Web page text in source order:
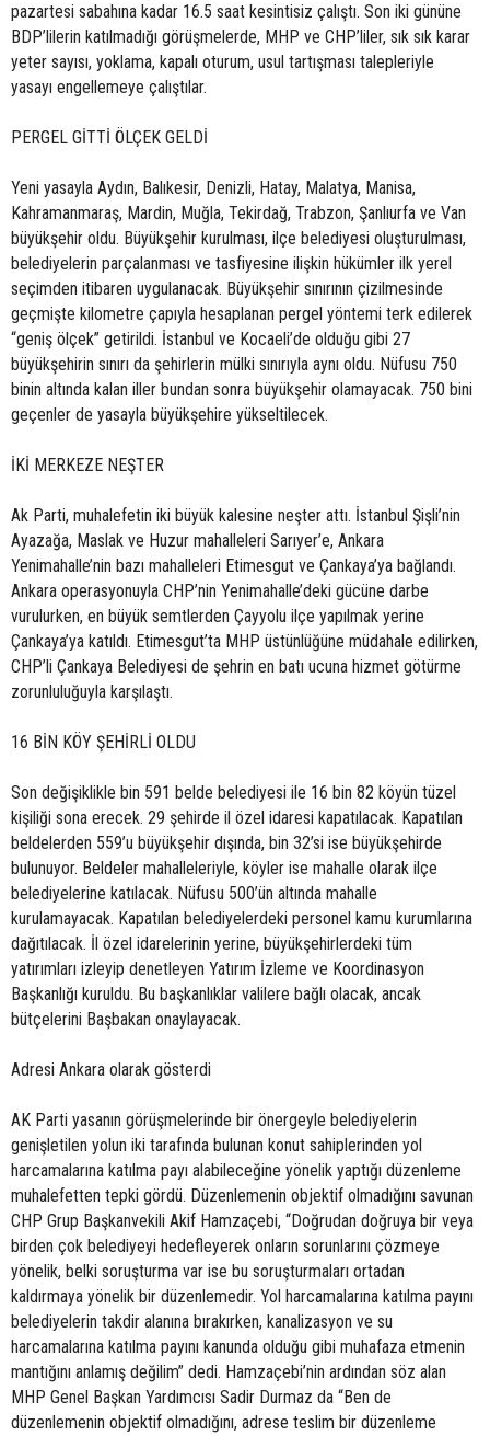
pazartesi sabahına kadar 16.5 saat kesintisiz çalıştı. Son iki gününe
BDP’lilerin katılmadığı görüşmelerde, MHP ve CHP’liler, sık sık karar
yeter sayısı, yoklama, kapalı oturum, usul tartışması talepleriyle
yasayı engellemeye çalıştılar.
PERGEL GİTTİ ÖLÇEK GELDİ
Yeni yasayla Aydın, Balıkesir, Denizli, Hatay, Malatya, Manisa,
Kahramanmaraş, Mardin, Muğla, Tekirdağ, Trabzon, Şanlıurfa ve Van
büyükşehir oldu. Büyükşehir kurulması, ilçe belediyesi oluşturulması,
belediyelerin parçalanması ve tasfiyesine ilişkin hükümler ilk yerel
seçimden itibaren uygulanacak. Büyükşehir sınırının çizilmesinde
geçmişte kilometre çapıyla hesaplanan pergel yöntemi terk edilerek
“geniş ölçek” getirildi. İstanbul ve Kocaeli’de olduğu gibi 27
büyükşehirin sınırı da şehirlerin mülki sınırıyla aynı oldu. Nüfusu 750
binin altında kalan iller bundan sonra büyükşehir olamayacak. 750 bini
geçenler de yasayla büyükşehire yükseltilecek.
İKİ MERKEZE NEŞTER
Ak Parti, muhalefetin iki büyük kalesine neşter attı. İstanbul Şişli’nin
Ayazağa, Maslak ve Huzur mahalleleri Sarıyer’e, Ankara
Yenimahalle’nin bazı mahalleleri Etimesgut ve Çankaya’ya bağlandı.
Ankara operasyonuyla CHP’nin Yenimahalle’deki gücüne darbe
vurulurken, en büyük semtlerden Çayyolu ilçe yapılmak yerine
Çankaya’ya katıldı. Etimesgut’ta MHP üstünlüğüne müdahale edilirken,
CHP’li Çankaya Belediyesi de şehrin en batı ucuna hizmet götürme
zorunluluğuyla karşılaştı.
16 BİN KÖY ŞEHİRLİ OLDU
Son değişiklikle bin 591 belde belediyesi ile 16 bin 82 köyün tüzel
kişiliği sona erecek. 29 şehirde il özel idaresi kapatılacak. Kapatılan
beldelerden 559’u büyükşehir dışında, bin 32’si ise büyükşehirde
bulunuyor. Beldeler mahalleleriyle, köyler ise mahalle olarak ilçe
belediyelerine katılacak. Nüfusu 500’ün altında mahalle
kurulamayacak. Kapatılan belediyelerdeki personel kamu kurumlarına
dağıtılacak. İl özel idarelerinin yerine, büyükşehirlerdeki tüm
yatırımları izleyip denetleyen Yatırım İzleme ve Koordinasyon
Başkanlığı kuruldu. Bu başkanlıklar valilere bağlı olacak, ancak
bütçelerini Başbakan onaylayacak.
Adresi Ankara olarak gösterdi
AK Parti yasanın görüşmelerinde bir önergeyle belediyelerin
genişletilen yolun iki tarafında bulunan konut sahiplerinden yol
harcamalarına katılma payı alabileceğine yönelik yaptığı düzenleme
muhalefetten tepki gördü. Düzenlemenin objektif olmadığını savunan
CHP Grup Başkanvekili Akif Hamzaçebi, “Doğrudan doğruya bir veya
birden çok belediyeyi hedefleyerek onların sorunlarını çözmeye
yönelik, belki soruşturma var ise bu soruşturmaları ortadan
kaldırmaya yönelik bir düzenlemedir. Yol harcamalarına katılma payını
belediyelerin takdir alanına bırakırken, kanalizasyon ve su
harcamalarına katılma payını kanunda olduğu gibi muhafaza etmenin
mantığını anlamış değilim” dedi. Hamzaçebi’nin ardından söz alan
MHP Genel Başkan Yardımcısı Sadir Durmaz da “Ben de
düzenlemenin objektif olmadığını, adrese teslim bir düzenleme